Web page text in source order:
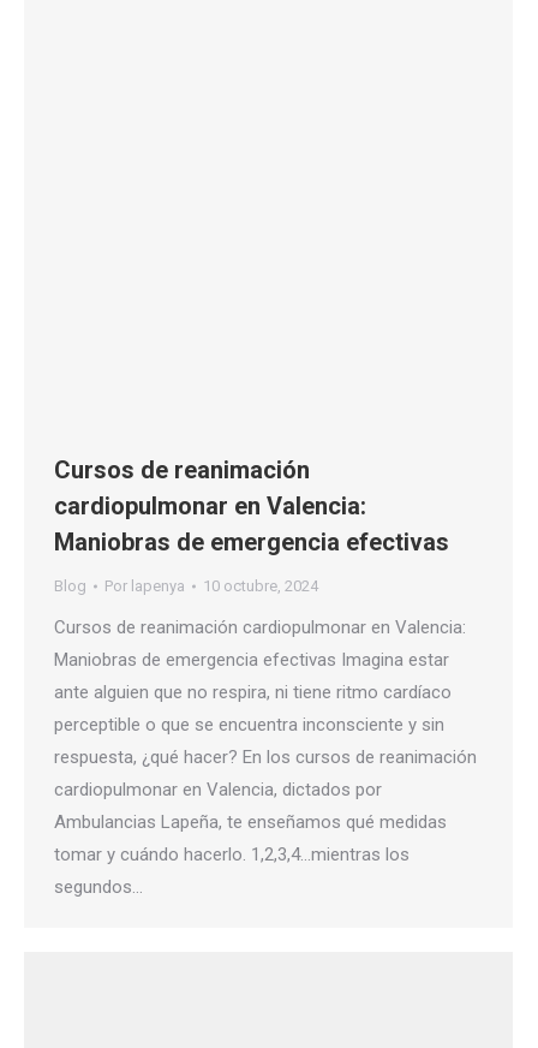
Cursos de reanimación
cardiopulmonar en Valencia:
Maniobras de emergencia efectivas
Blog Por lapenya 10 octubre, 2024
Cursos de reanimación cardiopulmonar en Valencia:
Maniobras de emergencia efectivas Imagina estar
ante alguien que no respira, ni tiene ritmo cardíaco
perceptible o que se encuentra inconsciente y sin
respuesta, ¿qué hacer? En los cursos de reanimación
cardiopulmonar en Valencia, dictados por
Ambulancias Lapeña, te enseñamos qué medidas
tomar y cuándo hacerlo. 1,2,3,4…mientras los
segundos…